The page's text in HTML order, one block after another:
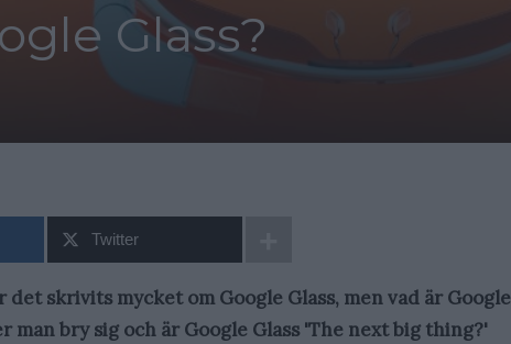
Glass?
Twitter
det skrivits mycket om Google Glass, men vad är Google
man bry sig och är Google Glass 'The next big thing?'